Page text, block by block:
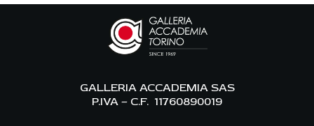
GALLERIA ACCADEMIA SAS
P.IVA – C.F. 11760890019